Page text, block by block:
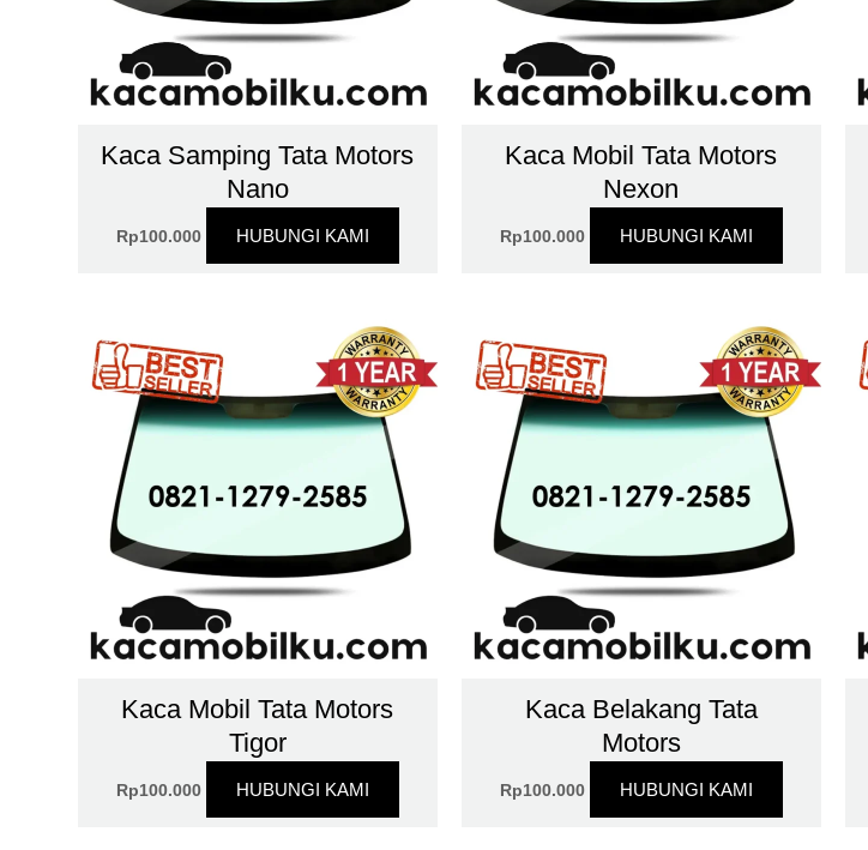
Kaca Samping Tata Motors
Nano
Rp100.000 HUBUNGI KAMI
Kaca Mobil Tata Motors
Nexon
Rp100.000 HUBUNGI KAMI
Kaca Mobil Tata Motors
Tigor
Rp100.000 HUBUNGI KAMI
Kaca Belakang Tata
Motors
Rp100.000 HUBUNGI KAMI